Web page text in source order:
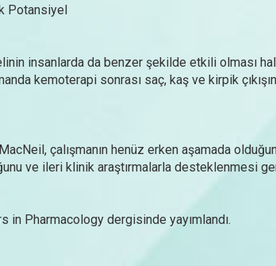
Potansiyel
insanlarda da benzer şekilde etkili olması
kemoterapi sonrası saç, kaş ve kirpik
çalışmanın henüz erken aşamada
ve ileri klinik araştırmalarla desteklenmesi
in Pharmacology dergisinde yayımlandı.